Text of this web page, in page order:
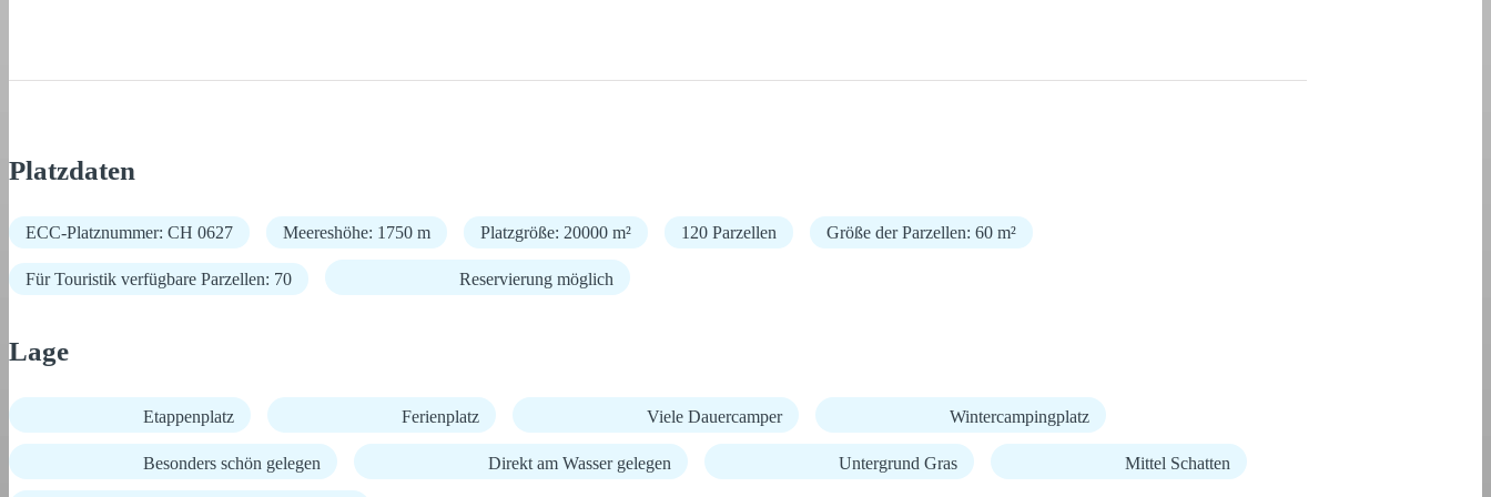
Platzdaten
ECC-Platznummer: CH 0627 Meereshöhe: 1750 m Platzgröße: 20000 m² 120 Parzellen Größe der Parzellen: 60 m²
Für Touristik verfügbare Parzellen: 70 Reservierung möglich
Lage
Etappenplatz Ferienplatz Viele Dauercamper Wintercampingplatz
Besonders schön gelegen Direkt am Wasser gelegen Untergrund Gras Mittel Schatten